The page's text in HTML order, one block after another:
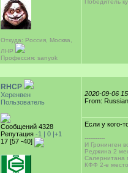
Откуда: Россия, Москва,
ЛНР
Профессия: sanyok
Победитель
RHCP
Херенвен
Пользователь
Сообщений 4328
Репутация -1 | 0 |+1
17 [57 -40]
2020-09-06
From:
Если у кого-
-----------
И Гронинген
Реджина 2
Салернитана
КФФ 2-е